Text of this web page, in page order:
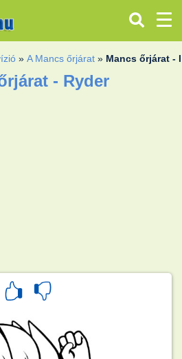
»A Mancs őrjárat » Mancs őrjárat -
- Ryder